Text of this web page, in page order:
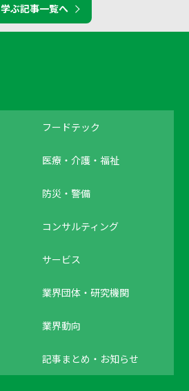
学ぶ記事一覧へ
フードテック
医療・介護・福祉
防災・警備
コンサルティング
サービス
業界団体・研究機関
業界動向
記事まとめ・お知らせ